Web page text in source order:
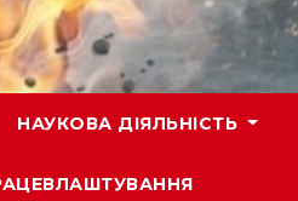
НАУКОВА ДІЯЛЬНІСТЬ